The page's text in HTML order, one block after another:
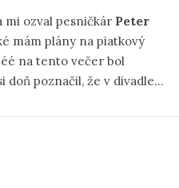
mi ozval pesničkár Peter
mám plány na piatkový
na tento večer bol
doň poznačil, že v divadle